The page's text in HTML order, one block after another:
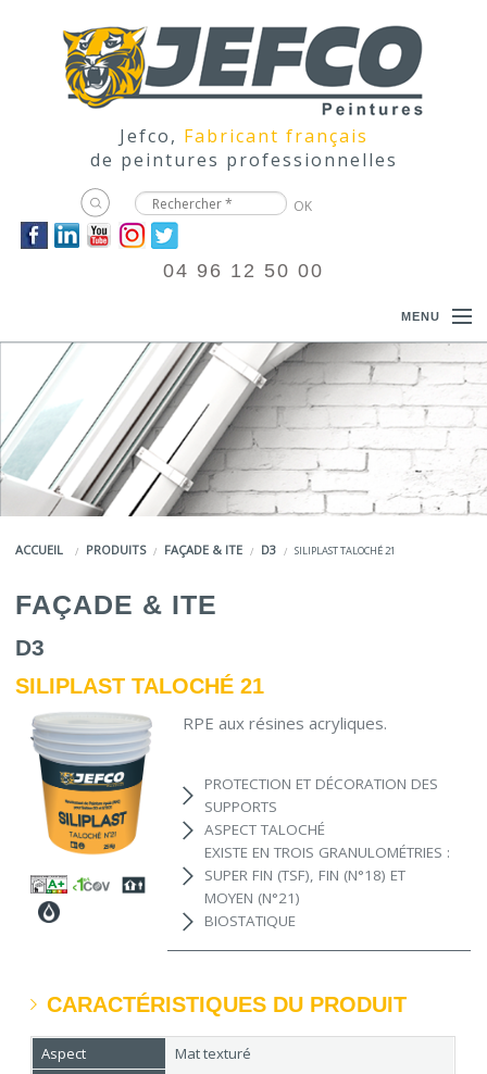
Jefco, Fabricant français
de peintures professionnelles
04 96 12 50 00
MENU
ACCUEIL
PRODUITS
DOCUMENTATIONS
COULEURS
LA MARQUE JEFCO®
ACCUEIL PRODUITS FAÇADE & ITE D3 SILIPLAST TALOCHÉ 21
FAÇADE & ITE
D3
SILIPLAST TALOCHÉ 21
RPE aux résines acryliques.
PROTECTION ET DÉCORATION DES
SUPPORTS
ASPECT TALOCHÉ
EXISTE EN TROIS GRANULOMÉTRIES :
SUPER FIN (TSF), FIN (N°18) ET
MOYEN (N°21)
BIOSTATIQUE
CARACTÉRISTIQUES DU PRODUIT
Aspect
Mat texturé